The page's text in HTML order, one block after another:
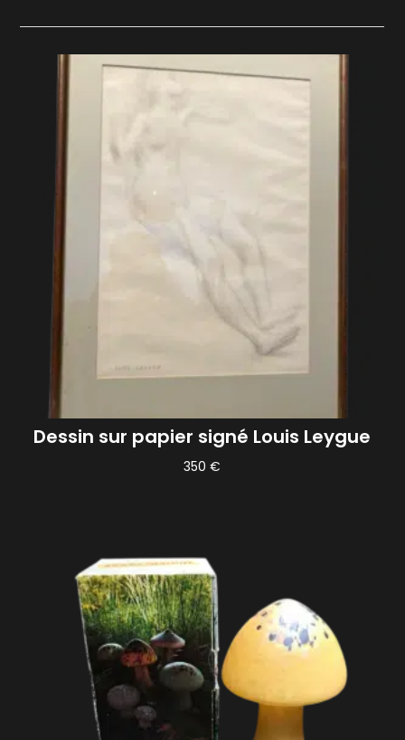
Dessin sur papier signé Louis Leygue
350€